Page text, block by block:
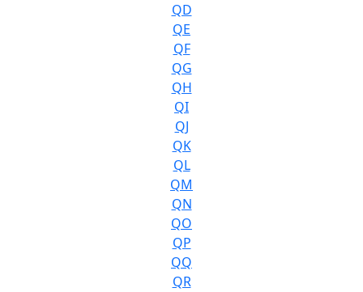
QD
QE
QF
QG
QH
QI
QJ
QK
QL
QM
QN
QO
QP
QQ
QR